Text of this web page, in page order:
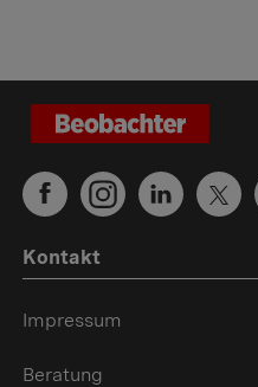
Kontakt
Impressum
Beratung